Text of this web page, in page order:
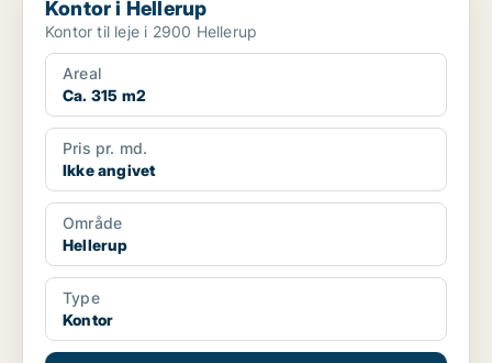
Kontor i Hellerup
Kontor til leje i 2900 Hellerup
Areal
Ca. 315 m2
Pris pr. md.
Ikke angivet
Område
Hellerup
Type
Kontor